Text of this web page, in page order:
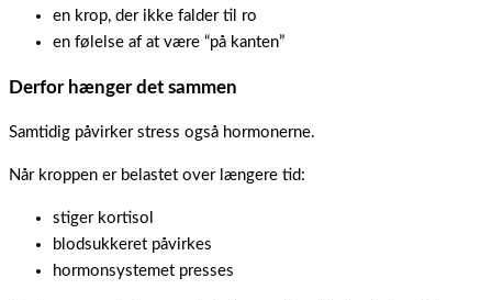
en krop, der ikke falder til ro
en følelse af at være “på kanten”
Derfor hænger det sammen
Samtidig påvirker stress også hormonerne.
Når kroppen er belastet over længere tid:
stiger kortisol
blodsukkeret påvirkes
hormonsystemet presses